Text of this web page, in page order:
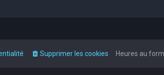
Heures au
Supprimer les cookies